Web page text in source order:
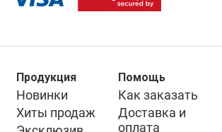
Продукция
Новинки
Хиты продаж
Помощь
Как заказать
Доставка и
оплата